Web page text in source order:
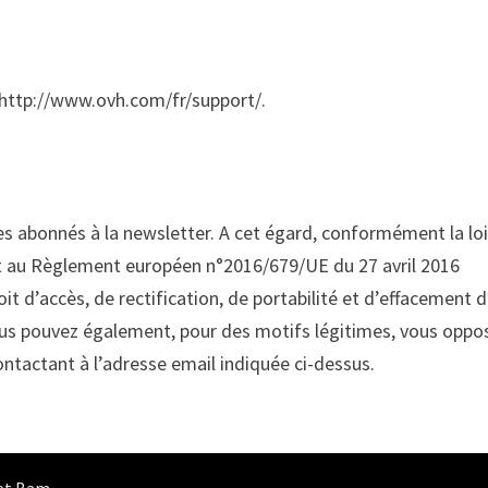
http://www.ovh.com/fr/support/.
abonnés à la newsletter. A cet égard, conformément la
Règlement européen n°2016/679/UE du 27 avril 2016
d’accès, de rectification, de portabilité et d’effacement
pouvez également, pour des motifs légitimes, vous
à l’adresse email indiquée ci-dessus.